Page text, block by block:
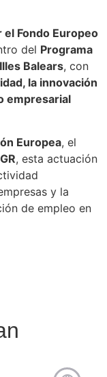
Fondo Europeo
del Programa
Balears, con
la innovación
empresarial
Europea, el
, esta actuación
y la
de empleo en